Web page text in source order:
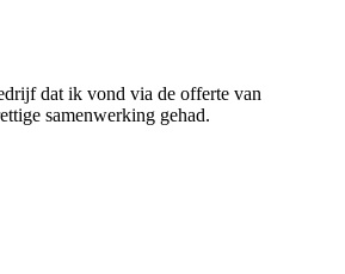
dat ik vond via de offerte van
samenwerking gehad.